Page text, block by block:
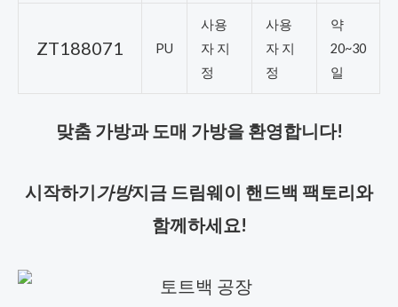
ZT188071 PU
사용
자 지
정
사용
자 지
정
약
20~30
일
맞춤 가방과 도매 가방을 환영합니다!
시작하기가방지금 드림웨이 핸드백 팩토리와
함께하세요!